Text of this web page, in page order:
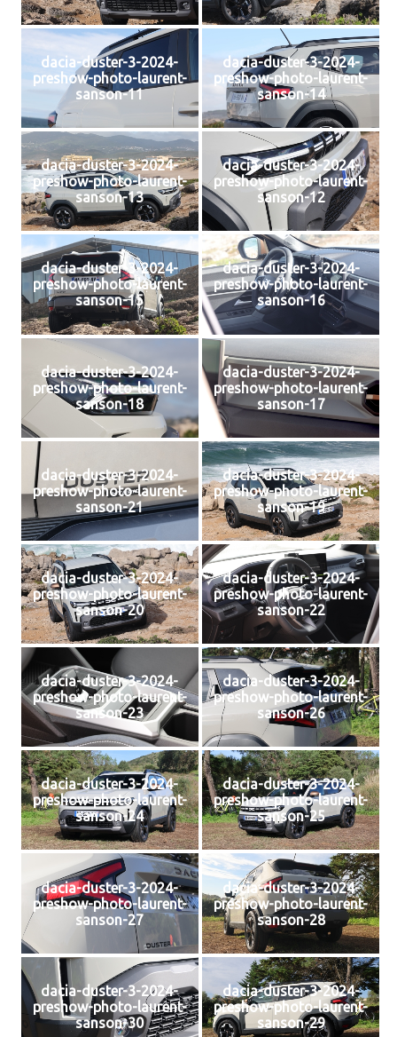
dacia-duster-3-2024-
preshow-photo-laurent-
sanson-11
dacia-duster-3-2024-
preshow-photo-laurent-
sanson-14
dacia-duster-3-2024-
preshow-photo-laurent-
sanson-13
dacia-duster-3-2024-
preshow-photo-laurent-
sanson-12
dacia-duster-3-2024-
preshow-photo-laurent-
sanson-15
dacia-duster-3-2024-
preshow-photo-laurent-
sanson-16
dacia-duster-3-2024-
preshow-photo-laurent-
sanson-18
dacia-duster-3-2024-
preshow-photo-laurent-
sanson-17
dacia-duster-3-2024-
preshow-photo-laurent-
sanson-21
dacia-duster-3-2024-
preshow-photo-laurent-
sanson-19
dacia-duster-3-2024-
preshow-photo-laurent-
sanson-20
dacia-duster-3-2024-
preshow-photo-laurent-
sanson-22
dacia-duster-3-2024-
preshow-photo-laurent-
sanson-23
dacia-duster-3-2024-
preshow-photo-laurent-
sanson-26
dacia-duster-3-2024-
preshow-photo-laurent-
sanson-24
dacia-duster-3-2024-
preshow-photo-laurent-
sanson-25
dacia-duster-3-2024-
preshow-photo-laurent-
sanson-27
dacia-duster-3-2024-
preshow-photo-laurent-
sanson-28
dacia-duster-3-2024-
preshow-photo-laurent-
sanson-30
dacia-duster-3-2024-
preshow-photo-laurent-
sanson-29